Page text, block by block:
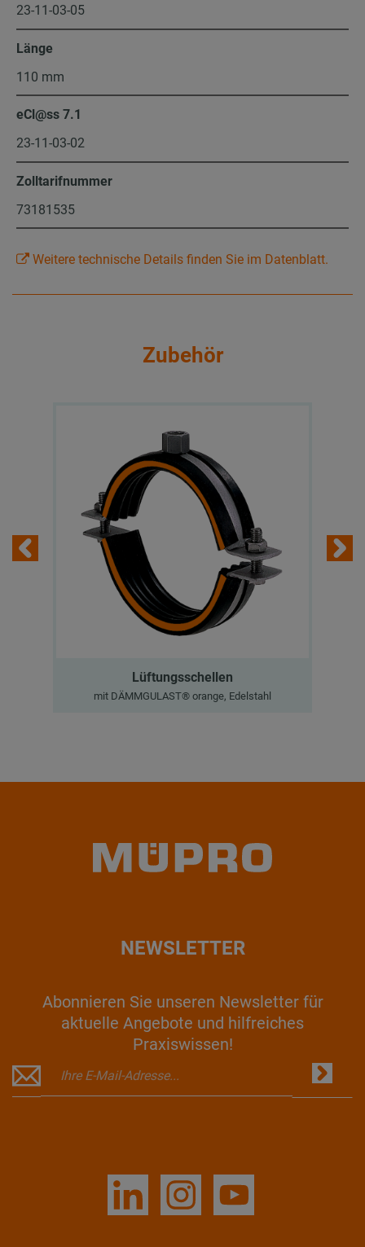
23-11-03-05
Länge
110 mm
eCl@ss 7.1
23-11-03-02
Zolltarifnummer
73181535
Weitere technische Details finden Sie im Datenblatt.
Zubehör
Lüftungsschellen
mit DÄMMGULAST® orange, Edelstahl
NEWSLETTER
Abonnieren Sie unseren Newsletter für
aktuelle Angebote und hilfreiches
Praxiswissen!